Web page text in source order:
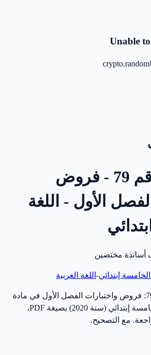
Unable
الموضوع رقم 79 - فروض
الأول - اللغة
أساتذة مختصين
إبتدائي- اللغة العربية
تحميل الموضوع رقم 79: فروض واختبارات الفصل الأول في مادة
اللغة العربية للسنة الخامسة إبتدائي (سنة 2020) بصيغة PDF،
مع التصحيح.